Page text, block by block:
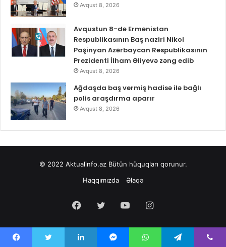
Avqust 8, 2026
Avqustun 8-də Ermənistan
Respublikasının Baş naziri Nikol
Paşinyan Azərbaycan Respublikasının
Prezidenti İlham Əliyevə zəng edib
Avqust 8, 2026
Ağdaşda baş vermiş hadisə ilə bağlı
polis araşdırma aparır
Avqust 8, 2026
© 2022 Aktualinfo.azBütün hüquqları qorunur.
Haqqımızda
Əlaqə
Facebook
Twitter YouTubeInstagram